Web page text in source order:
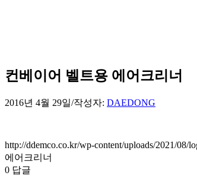
컨베이어 벨트용 에어크리너
2016년 4월 29일/작성자: DAEDONG
http://ddemco.co.kr/wp-content/uploads/2021/08/
에어크리너
0 답글